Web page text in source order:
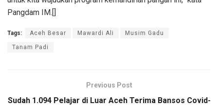
Pangdam IM.[]
Tags: Aceh Besar Mawardi Ali Musim Gadu
Tanam Padi
Previous Post
Sudah 1.094 Pelajar di Luar Aceh Terima Bansos Covid-